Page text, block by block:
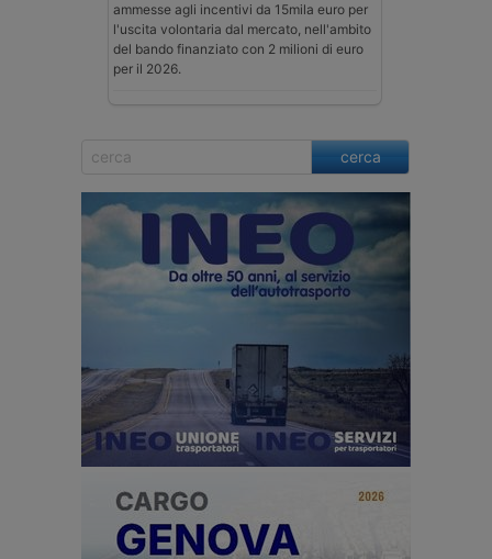
ammesse agli incentivi da 15mila euro per
l'uscita volontaria dal mercato, nell'ambito
del bando finanziato con 2 milioni di euro
per il 2026.
cerca